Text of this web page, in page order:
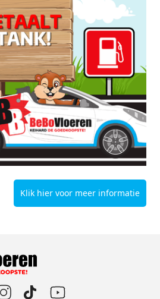
Klik hier voor meer informatie